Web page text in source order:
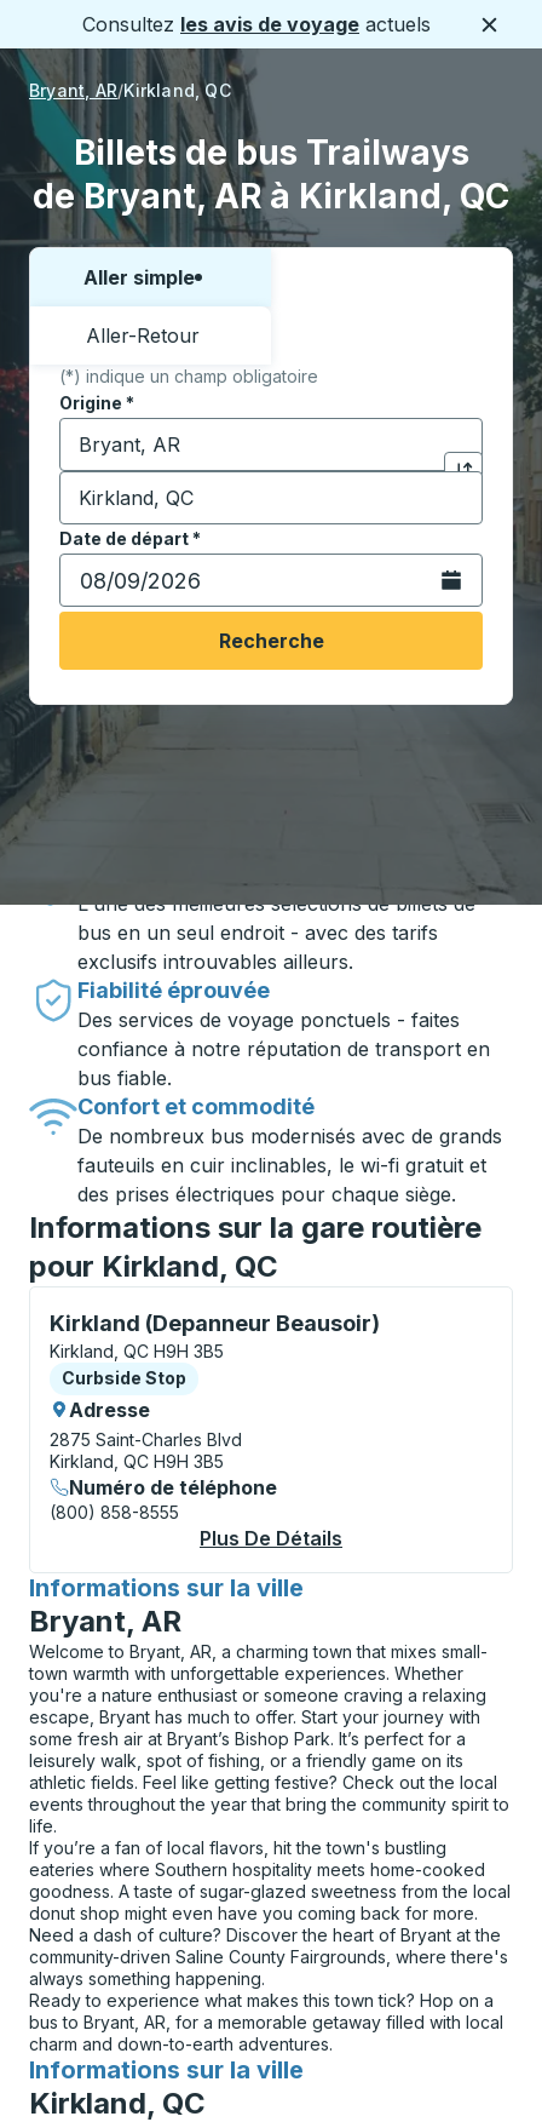
Consultez les avis de voyage actuels
Bryant, AR Kirkland, QC
Billets de bus Trailways
de Bryant, AR à Kirkland, QC
Choisissez un sens ou un aller-retour:
Aller simple
Aller-Retour
(*) indique un champ obligatoire
Origine *
Commencez à saisir la ville d'origine pour ouvrir
Cliquez
Destination *
Commencez à saisir la ville de destination pour
Date de départ*
Tapez la date au format date Barre oblique du mois à
Ouvrez le
Recherche
Voyager en toute simplicité avec
L'une des meilleures sélections de billets de
bus en un seul endroit - avec des tarifs
exclusifs introuvables ailleurs.
Fiabilité éprouvée
Des services de voyage ponctuels - faites
confiance à notre réputation de transport en
bus fiable.
Confort et commodité
De nombreux bus modernisés avec de grands
fauteuils en cuir inclinables, le wi-fi gratuit et
des prises électriques pour chaque siège.
Informations sur la gare routière
pour Kirkland, QC
Kirkland (Depanneur Beausoir)
Curbside Stop, utilisez les touches fléchées ou la
Kirkland, QC H9H 3B5
Curbside Stop
Curbside Stop
Adresse
2875 Saint-Charles Blvd
Kirkland, QC H9H 3B5
Numéro de téléphone
(800) 858-8555
Plus De Détails
Informations sur la ville
pour
Bryant, AR
Welcome to Bryant, AR, a charming town that mixes small-
town warmth with unforgettable experiences. Whether
you're a nature enthusiast or someone craving a relaxing
escape, Bryant has much to offer. Start your journey with
some fresh air at Bryant’s Bishop Park. It’s perfect for a
leisurely walk, spot of fishing, or a friendly game on its
athletic fields. Feel like getting festive? Check out the local
events throughout the year that bring the community spirit to
life.
If you’re a fan of local flavors, hit the town's bustling
eateries where Southern hospitality meets home-cooked
goodness. A taste of sugar-glazed sweetness from the local
donut shop might even have you coming back for more.
Need a dash of culture? Discover the heart of Bryant at the
community-driven Saline County Fairgrounds, where there's
always something happening.
Ready to experience what makes this town tick? Hop on a
bus to Bryant, AR, for a memorable getaway filled with local
charm and down-to-earth adventures.
Informations sur la ville
pour
Kirkland, QC